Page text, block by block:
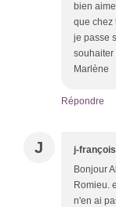
bien
que chez
je passe
souhaiter
Marlène
Répondre
J j-
Bonjour
Romieu.
n'en ai